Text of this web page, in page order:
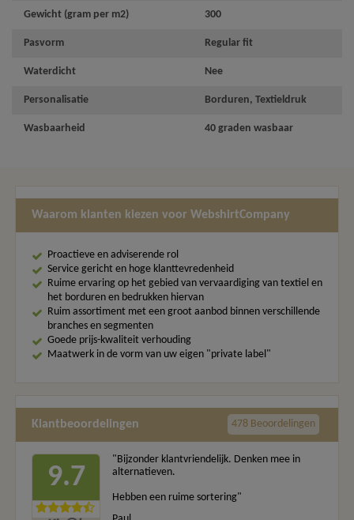
Gewicht (gram per m2) 300
Pasvorm Regular fit
Waterdicht Nee
Personalisatie Borduren, Textieldruk
Wasbaarheid 40 graden wasbaar
Waarom klanten kiezen voor WebshirtCompany
Proactieve en adviserende rol
Service gericht en hoge klanttevredenheid
Ruime ervaring op het gebied van vervaardiging van textiel en
het borduren en bedrukken hiervan
Ruim assortiment met een groot aanbod binnen verschillende
branches en segmenten
Goede prijs-kwaliteit verhouding
Maatwerk in de vorm van uw eigen "private label"
Klantbeoordelingen 478 Beoordelingen
9.7
"Bijzonder klantvriendelijk. Denken mee in
alternatieven.
Hebben een ruime sortering"